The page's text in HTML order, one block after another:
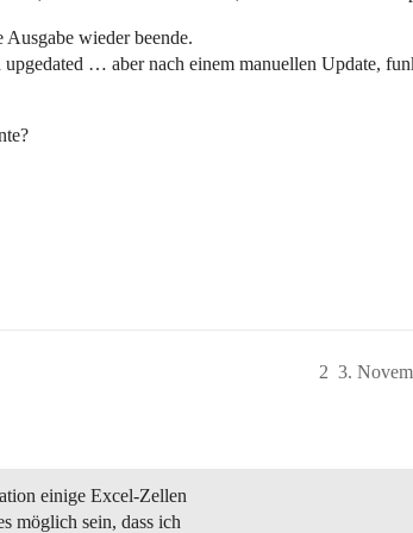
wieder beende.
… aber nach einem manuellen Update,
3.
2
einige Excel-Zellen
möglich sein, dass ich